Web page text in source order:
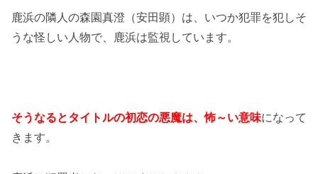
鹿浜の隣人の森園真澄（安田顕）は、いつか犯罪を犯しそ
うな怪しい人物で、鹿浜は監視しています。
そうなるとタイトルの初恋の悪魔は、怖～い意味になって
きます。